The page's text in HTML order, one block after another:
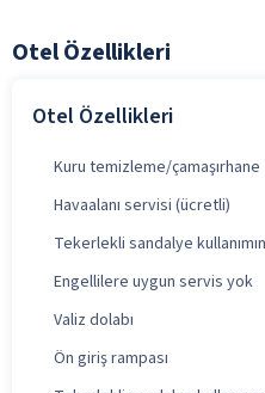
Otel Özellikleri
Otel Özellikleri
Kuru temizleme/çamaşırhane
Havaalanı servisi (ücretli)
Tekerlekli sandalye
Engellilere uygun servis yok
Valiz dolabı
Ön giriş rampası